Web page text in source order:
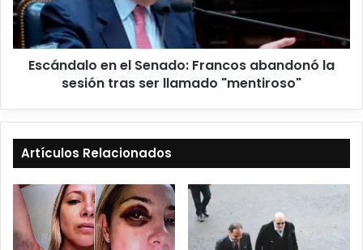
Escándalo en el Senado: Francos abandonó la
sesión tras ser llamado "mentiroso"
Artículos Relacionados